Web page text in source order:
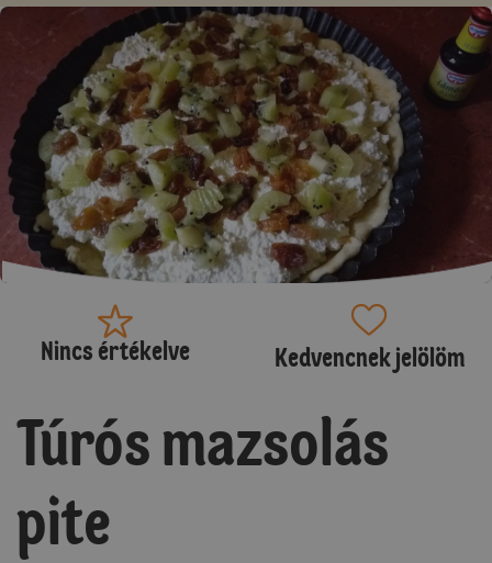
Nincs értékelve Kedvencnek jelölöm
Túrós mazsolás
pite